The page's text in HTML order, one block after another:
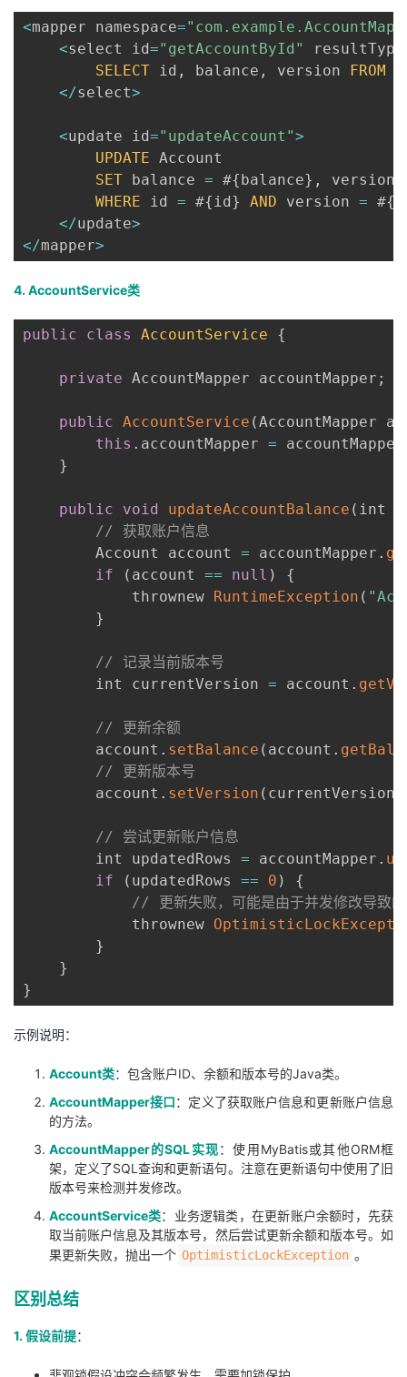
<mapper namespace=
<select id="getAccountById" resultType
SELECT id , balance , version FROM
</select>
<update id="updateAccount">
UPDATE Account
SET balance = #{balance} , version
WHERE id = #{id} AND version = #{
</update>
</mapper>
4. AccountService类
public class AccountService {
private AccountMapper accountMapper ;
public AccountService (AccountMapper
this . accountMapper = accountMapper
}
public void updateAccountBalance ( int
// 获取账户信息
        Account account
= accountMapper .
if
( account == null )
{
            thrownew
RuntimeException (
}
// 记录当前版本号
        int currentVersion
= account .
// 更新余额
        account
. setBalance ( account .
// 更新版本号
        account
. setVersion ( currentVersion
// 尝试更新账户信息
        int updatedRows
= accountMapper .
if
( updatedRows == 0 )
{
// 更新失败，可能是由于并发修改导致
            thrownew
}
}
}
示例说明：
Account类：包含账户ID、余额和版本号的Java类。
AccountMapper接口：定义了获取账户信息和更新账户信息
的方法。
AccountMapper的SQL实现：使用MyBatis或其他ORM框
架，定义了SQL查询和更新语句。注意在更新语句中使用了旧
版本号来检测并发修改。
AccountService类：业务逻辑类，在更新账户余额时，先获
取当前账户信息及其版本号，然后尝试更新余额和版本号。如
果更新失败，抛出一个 OptimisticLockException 。
区别总结
1. 假设前提：